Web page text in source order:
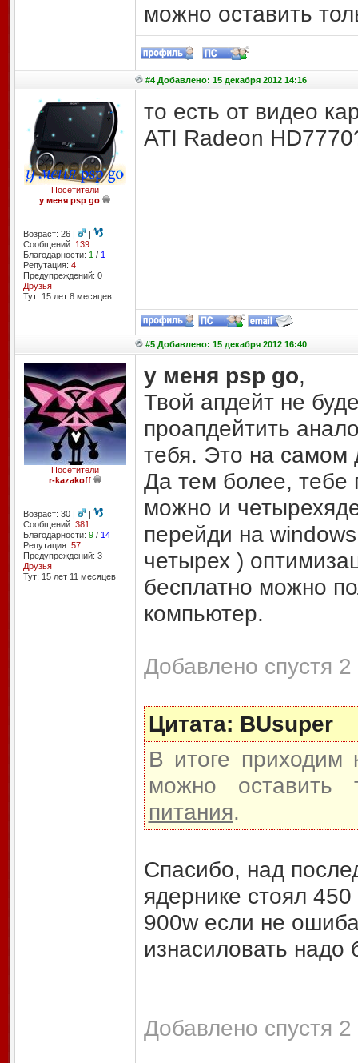
можно оставить
#4 Добавлено: 15 декабря 2012 14:16
Посетители
у меня psp go
--
Возраст: 26 |
|
Сообщений: 139
Благодарности: 1 / 1
Репутация: 4
Предупреждений: 0
Друзья
Тут: 15 лет 8 месяцев
то есть от видео
ATI Radeon
#5 Добавлено: 15 декабря 2012 16:40
Посетители
r-kazakoff
--
Возраст: 30 |
|
Сообщений: 381
Благодарности: 9/ 14
Репутация: 57
Предупреждений: 3
Друзья
Тут: 15 лет 11 месяцев
у меня psp go,
Твой апдейт не
проапдейтить
тебя. Это на самом
Да тем более, тебе
можно и
перейди на
четырех )
бесплатно можно
компьютер.
Добавлено спустя
Цитата: BUsuper
В итоге приходим
можно оставить
питания.
Спасибо, над
ядернике стоял
900w если не
изнасиловать надо
Добавлено спустя